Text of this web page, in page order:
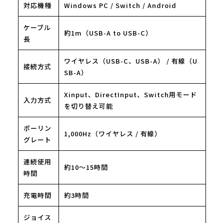
対応機種 Windows PC / Switch / Android
ケーブル
長
約1m（USB-A to USB-C）
接続方式
ワイヤレス（USB-C、USB-A） / 有線（U
SB-A）
入力方式
Xinput、DirectInput、Switch用モード
を切り替え可能
ポーリン
グレート
1,000Hz（ワイヤレス / 有線）
連続使用
時間
約10～15時間
充電時間 約3時間
ジョイス